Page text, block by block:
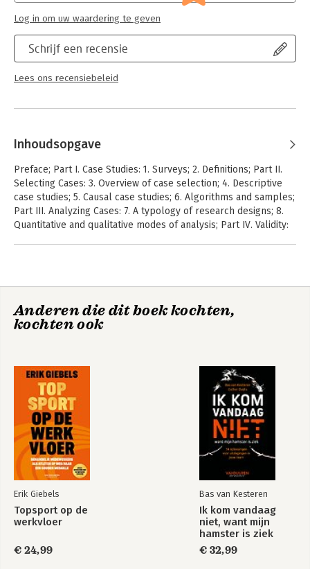
Schrijf een recensie
Lees ons recensiebeleid
Log in om uw waardering te geven
Inhoudsopgave
Preface; Part I. Case Studies: 1. Surveys; 2. Definitions; Part II.
Selecting Cases: 3. Overview of case selection; 4. Descriptive
case studies; 5. Causal case studies; 6. Algorithms and samples;
Part III. Analyzing Cases: 7. A typology of research designs; 8.
Quantitative and qualitative modes of analysis; Part IV. Validity:
Anderen die dit boek kochten,
kochten ook
Erik Giebels
Topsport op de
werkvloer
€ 24,99
Bas van Kesteren
Ik kom vandaag
niet, want mijn
hamster is ziek
€ 32,99